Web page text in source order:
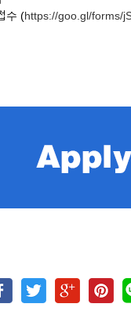
수 (https://goo.gl/forms/